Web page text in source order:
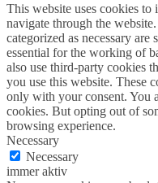
This website uses cookies
navigate through the
categorized as necessary
essential for the working of
also use third-party cookies
you use this website. These
only with your consent. You
cookies. But opting out of
browsing experience.
Necessary
Necessary
immer aktiv